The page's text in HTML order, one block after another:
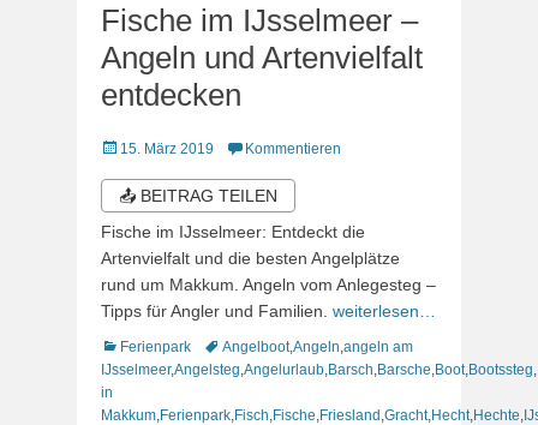
Fische im IJsselmeer –
Angeln und Artenvielfalt
entdecken
Veröffentlicht
15. März 2019 Kommentieren
📤 BEITRAG TEILEN
Fische im IJsselmeer: Entdeckt die
Artenvielfalt und die besten Angelplätze
rund um Makkum. Angeln vom Anlegesteg –
Tipps für Angler und Familien. weiterlesen…
Kategorien
Ferienpark Schlagworte
Angelboot,Angeln angeln am
IJsselmeer,Angelsteg Angelurlaub Barsch Barsche Boot Bootssteg
in
Makkum Ferienpark Fisch Fische Friesland Gracht, Hecht Hechte